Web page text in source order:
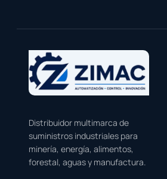
Distribuidor multimarca de
suministros industriales para
minería, energía, alimentos,
forestal, aguas y manufactura.